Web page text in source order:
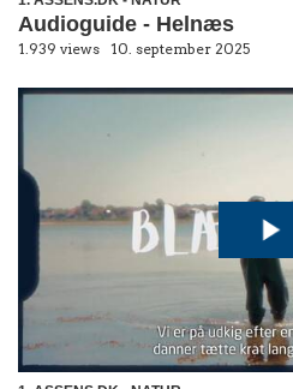
Audioguide - Helnæs
1.939 views 10. september 2025